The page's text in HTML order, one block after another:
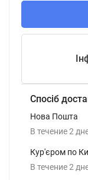
Спосіб
Нова Пошта
В течение2
Кур'єром по
В течение2